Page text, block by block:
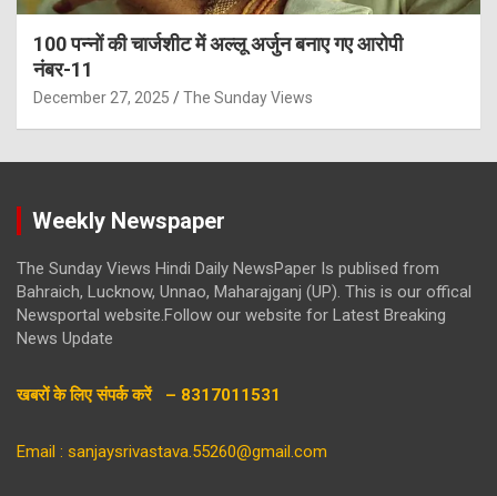
100 पन्नों की चार्जशीट में अल्लू अर्जुन बनाए गए आरोपी
नंबर-11
December 27, 2025 The Sunday Views
Weekly Newspaper
The Sunday Views Hindi Daily NewsPaper Is publised from
Bahraich, Lucknow, Unnao, Maharajganj (UP). This is our offical
Newsportal website.Follow our website for Latest Breaking
News Update
खबरों के लिए संपर्क करें – 8317011531
Email : sanjaysrivastava.55260@gmail.com